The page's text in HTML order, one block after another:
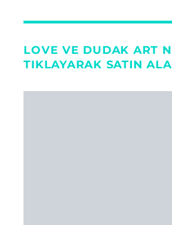
LOVE VE DUDAK ART
TIKLAYARAK SATIN